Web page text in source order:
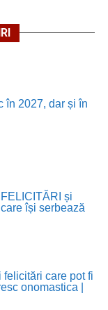
în 2027, dar și în
și
își serbează
felicitări care pot fi
onomastica |